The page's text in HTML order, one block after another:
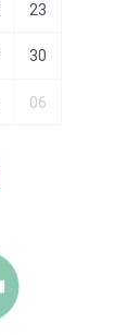
23
30
06